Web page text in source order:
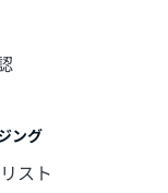
ング
スト